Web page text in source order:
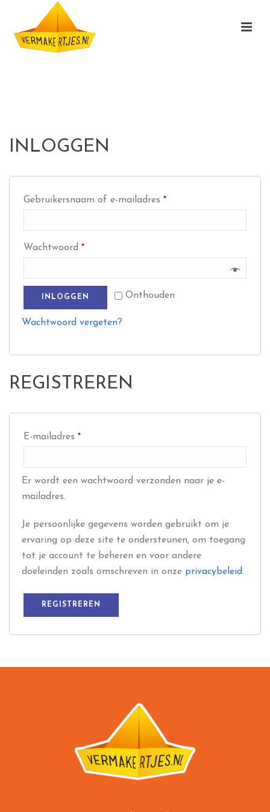
INLOGGEN
Gebruikersnaam of e-mailadres *
Wachtwoord *
Onthouden
INLOGGEN
Wachtwoord vergeten?
REGISTREREN
E-mailadres *
Er wordt een wachtwoord verzonden naar je e-
mailadres.
Je persoonlijke gegevens worden gebruikt om je
ervaring op deze site te ondersteunen, om toegang
tot je account te beheren en voor andere
doeleinden zoals omschreven in onze privacybeleid.
REGISTREREN